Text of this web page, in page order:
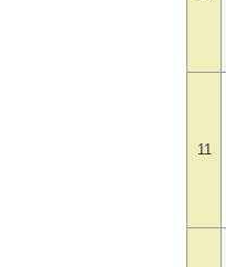
11